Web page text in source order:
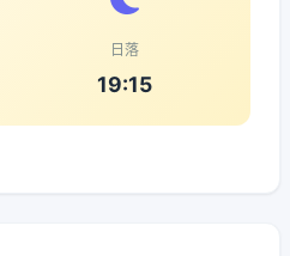
日落
19:15